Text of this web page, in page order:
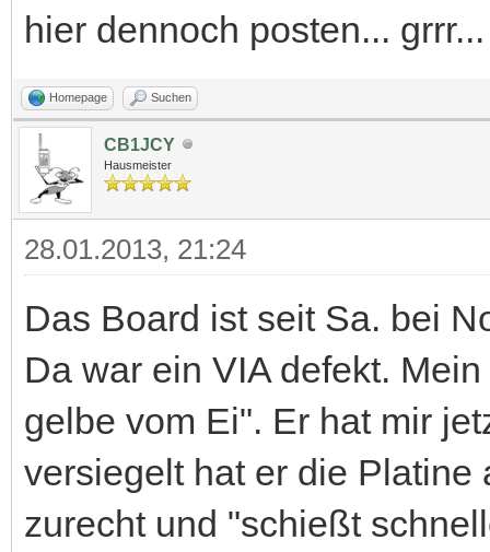
hier dennoch posten... grrr...
Homepage Suchen
CB1JCY
Hausmeister
28.01.2013, 21:24
Das Board ist seit Sa. bei
Da war ein VIA defekt.
gelbe vom Ei". Er hat mir
versiegelt hat er die
zurecht und "schießt